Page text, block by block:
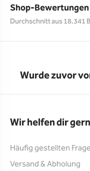
Shop-Bewertungen
Durchschnitt aus 18.341
Wurde zuvor
Wir helfen dir
Häufig gestellten
Versand & Abholung